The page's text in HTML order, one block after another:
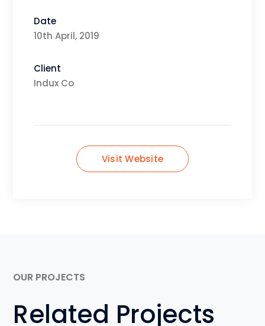
Date
10th April, 2019
Client
Indux Co
Visit Website
OUR PROJECTS
Related Projects